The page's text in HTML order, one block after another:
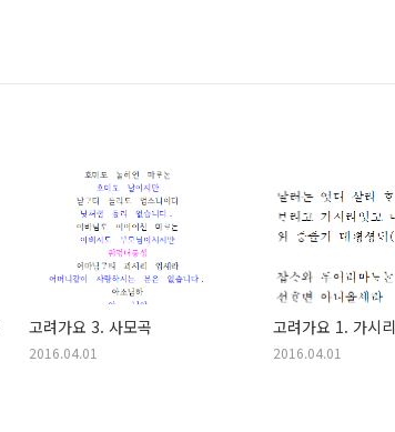
고려가요 3. 사모곡
2016.04.01
고려가요 1. 가시리
2016.04.01